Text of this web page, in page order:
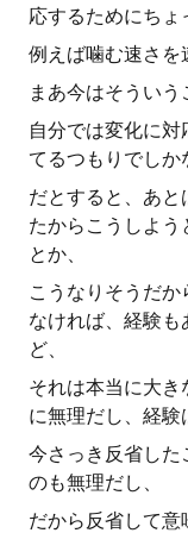
応するためにちょ
例えば噛む速さを
まあ今はそういう
自分では変化に
てるつもりでしか
だとすると、あ
たからこうしよう
とか、
こうなりそうだ
なければ、経験
ど、
それは本当に大
に無理だし、経験
今さっき反省した
のも無理だし、
だから反省して意